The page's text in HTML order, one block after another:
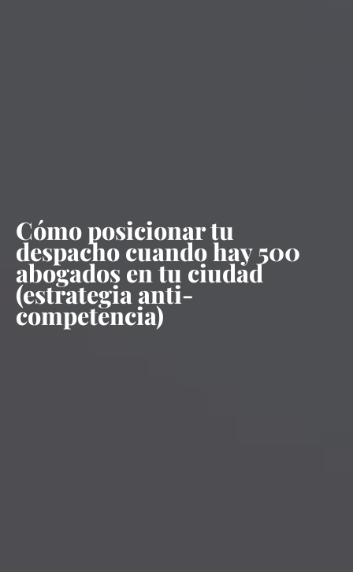
Cómo posicionar tu
despacho cuando hay 500
abogados en tu ciudad
(estrategia anti-
competencia)